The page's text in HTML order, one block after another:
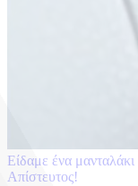
Eίδαμε ένα
Απίστευτος!